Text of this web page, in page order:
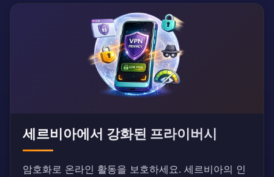
세르비아에서 강화된 프라이버시
암호화로 온라인 활동을 보호하세요. 세르비아의 인